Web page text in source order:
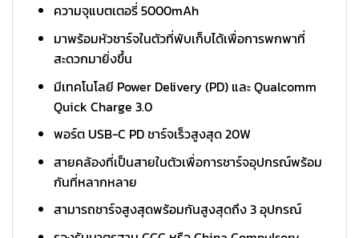
ความจุแบตเตอรี่ 5000mAh
มาพร้อมหัวชาร์จในตัวที่พับเก็บได้เพื่อการพกพาที่
สะดวกมายิ่งขึ้น
มีเทคโนโลยี Power Delivery (PD) และ Qualcomm
Quick Charge 3.0
พอร์ต USB-C PD ชาร์จเร็วสูงสุด 20W
สายคล้องที่เป็นสายในตัวเพื่อการชาร์จอุปกรณ์พร้อม
กันที่หลากหลาย
สามารถชาร์จสูงสุดพร้อมกันสูงสุดถึง 3 อุปกรณ์